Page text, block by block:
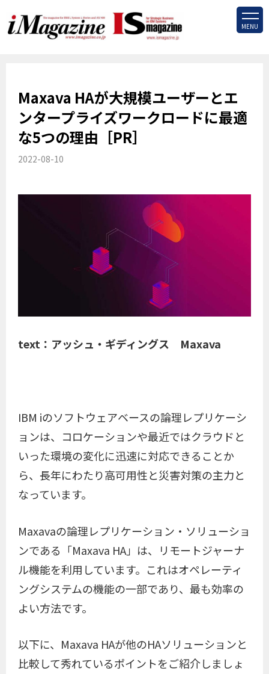
MENU
Maxava HAが大規模ユーザーとエ
ンタープライズワークロードに最適
な5つの理由［PR］
2022-08-10
text：アッシュ・ギディングス Maxava
IBM iのソフトウェアベースの論理レプリケーシ
ョンは、コロケーションや最近ではクラウドと
いった環境の変化に迅速に対応できることか
ら、長年にわたり高可用性と災害対策の主力と
なっています。
Maxavaの論理レプリケーション・ソリューショ
ンである「Maxava HA」は、リモートジャーナ
ル機能を利用しています。これはオペレーティ
ングシステムの機能の一部であり、最も効率の
よい方法です。
以下に、Maxava HAが他のHAソリューションと
比較して秀れているポイントをご紹介しましょ